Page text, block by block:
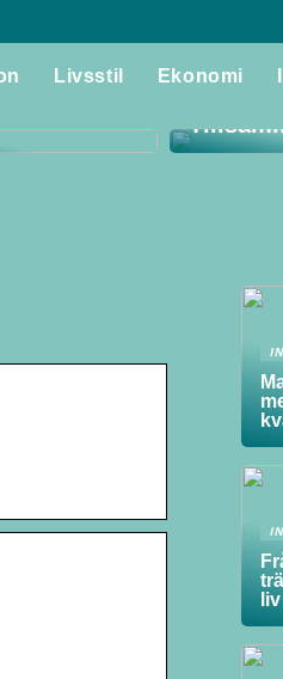
Livsstil Ekonomi
av flaggor
Skapa